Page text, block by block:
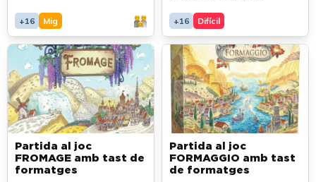
+16 Mig +16 Difícil
Partida al joc
FROMAGE amb tast de
formatges
Partida al joc
FORMAGGIO amb tast
de formatges